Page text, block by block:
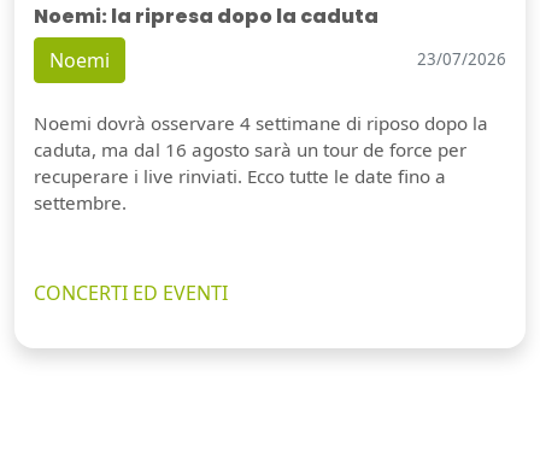
Noemi: la ripresa dopo la caduta
Noemi 23/07/2026
Noemi dovrà osservare 4 settimane di riposo dopo la
caduta, ma dal 16 agosto sarà un tour de force per
recuperare i live rinviati. Ecco tutte le date fino a
settembre.
CONCERTI ED EVENTI